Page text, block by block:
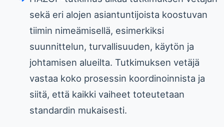
sekä eri alojen asiantuntijoista koostuvan
tiimin nimeämisellä, esimerkiksi
suunnittelun, turvallisuuden, käytön ja
johtamisen alueilta. Tutkimuksen vetäjä
vastaa koko prosessin koordinoinnista ja
siitä, että kaikki vaiheet toteutetaan
standardin mukaisesti.